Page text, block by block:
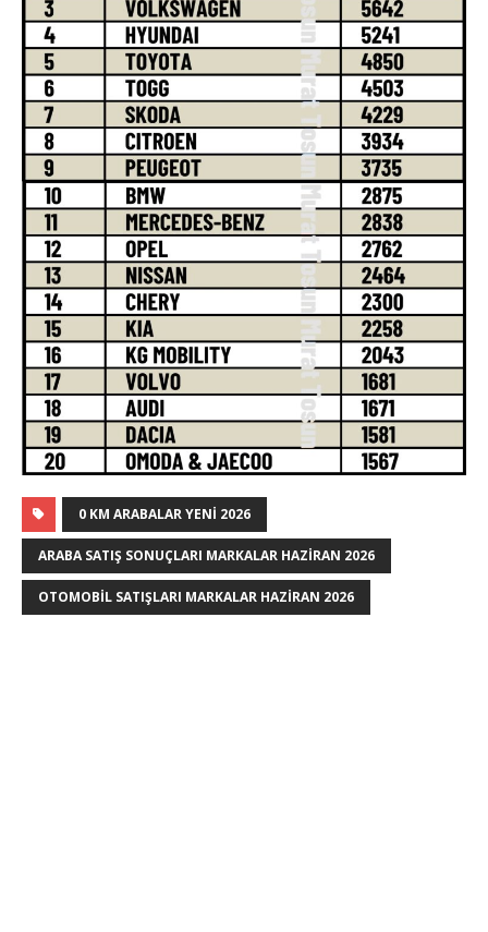
0 KM ARABALAR YENI 2026
ARABA SATIŞ SONUÇLARI MARKALAR HAZIRAN 2026
OTOMOBIL SATIŞLARI MARKALAR HAZIRAN 2026